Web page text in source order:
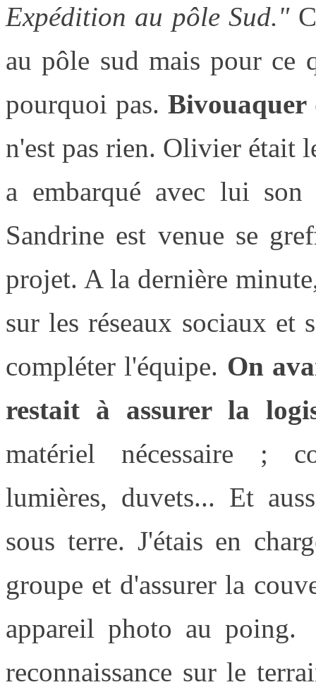
Expédition au pôle Sud."
au pôle sud mais pour ce
pourquoi pas. Bivouaquer
n'est pas rien. Olivier était
a embarqué avec lui
Sandrine est venue se
projet. A la dernière
sur les réseaux sociaux et
compléter l'équipe. On
restait à assurer la
matériel nécessaire ;
lumières, duvets... Et
sous terre. J'étais en
groupe et d'assurer la
appareil photo au
reconnaissance sur le